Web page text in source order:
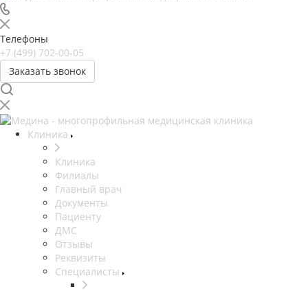
Телефоны
+7 (499) 702-00-05
Заказать звонок
Клиника
Клиника
Филиалы
Главный врач
Документы
Пациенту
ДМС
Отзывы
Реквизиты
Специалисты